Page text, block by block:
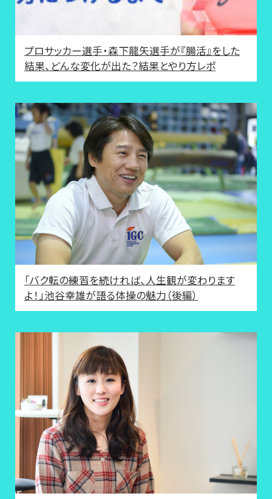
プロサッカー選手・森下龍矢選手が『腸活』をした
結果、どんな変化が出た？結果とやり方レポ
「バク転の練習を続ければ、人生観が変わります
よ！」池谷幸雄が語る体操の魅力（後編）